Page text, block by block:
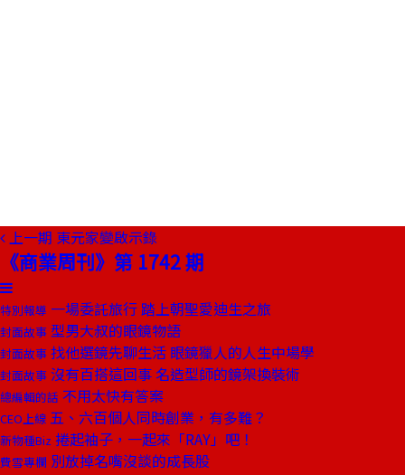
上一期 東元家變啟示錄
《商業周刊》第 1742 期
特別報導 一場委託旅行 踏上朝聖愛迪生之旅
封面故事 型男大叔的眼鏡物語
封面故事 找他選鏡先聊生活 眼鏡獵人的人生中場學
封面故事 沒有百搭這回事 名造型師的鏡架換裝術
總編輯的話 不用太快有答案
CEO上線 五、六百個人同時創業，有多難？
新物種Biz 捲起袖子，一起來「RAY」吧！
費雪專欄 別放掉名嘴沒談的成長股